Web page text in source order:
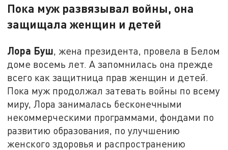
Пока муж развязывал войны, она
защищала женщин и детей
Лора Буш, жена президента, провела в Белом
доме восемь лет. А запомнилась она прежде
всего как защитница прав женщин и детей.
Пока муж продолжал затевать войны по всему
миру, Лора занималась бесконечными
некоммерческими программами, фондами по
развитию образования, по улучшению
женского здоровья и распространению